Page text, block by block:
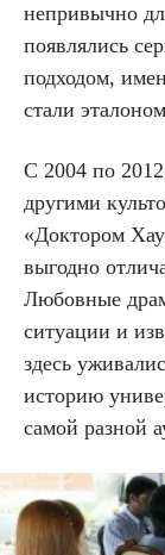
непривычно
появлялись
подходом,
стали
С 2004 по
другими
«Доктором
выгодно
Любовные
ситуации и
здесь
историю
самой разной